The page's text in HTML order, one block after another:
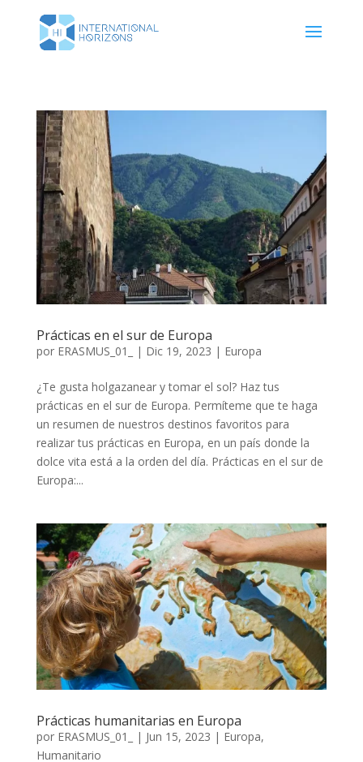
Prácticas en el sur de Europa
por ERASMUS_01_ | Dic 19, 2023 | Europa
¿Te gusta holgazanear y tomar el sol? Haz tus
prácticas en el sur de Europa. Permíteme que te haga
un resumen de nuestros destinos favoritos para
realizar tus prácticas en Europa, en un país donde la
dolce vita está a la orden del día. Prácticas en el sur de
Europa:...
Prácticas humanitarias en Europa
por ERASMUS_01_ | Jun 15, 2023 | Europa,
Humanitario